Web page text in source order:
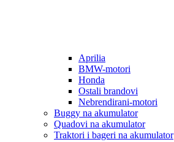
Aprilia
BMW-motori
Honda
Ostali brandovi
Nebrendirani-motori
Buggy na akumulator
Quadovi na akumulator
Traktori i bageri na akumulator